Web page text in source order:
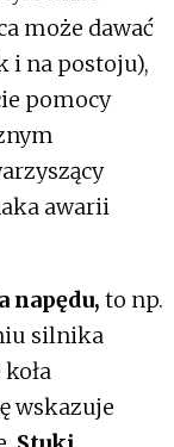
może dawać
i na postoju),
pomocy
awarii
napędu, to np.
silnika
wskazuje